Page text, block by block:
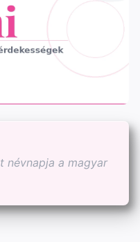
névnapja a magyar